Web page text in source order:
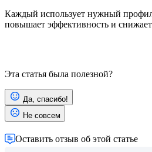
Каждый использует нужный
повышает эффективность и
Эта статья была полезной?
Да, спасибо!
Не совсем
Оставить отзыв об этой статье